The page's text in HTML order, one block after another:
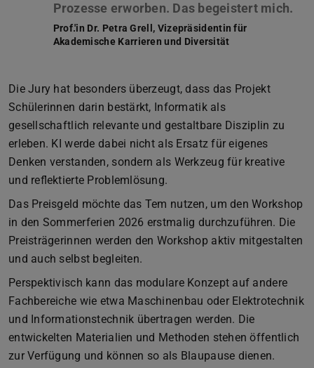
Prof.'in Dr. Petra Grell, Vizepräsidentin für
Akademische Karrieren und Diversität
Die Jury hat besonders überzeugt, dass das Projekt
Schülerinnen darin bestärkt, Informatik als
gesellschaftlich relevante und gestaltbare Disziplin zu
erleben. KI werde dabei nicht als Ersatz für eigenes
Denken verstanden, sondern als Werkzeug für kreative
und reflektierte Problemlösung.
Das Preisgeld möchte das Tem nutzen, um den Workshop
in den Sommerferien 2026 erstmalig durchzuführen. Die
Preisträgerinnen werden den Workshop aktiv mitgestalten
und auch selbst begleiten.
Perspektivisch kann das modulare Konzept auf andere
Fachbereiche wie etwa Maschinenbau oder Elektrotechnik
und Informationstechnik übertragen werden. Die
entwickelten Materialien und Methoden stehen öffentlich
zur Verfügung und können so als Blaupause dienen.